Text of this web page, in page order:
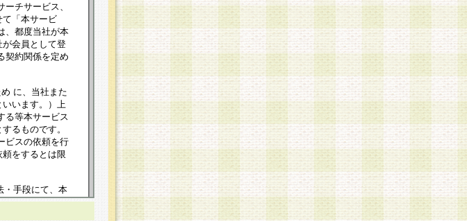
チサービス、
て「本サービ
、都度当社が本
会員として登
契約関係を定め
に、当社また
います。）上
る等本サービス
るものです。
ビスの依頼を行
をするとは限
・手段にて、本
後の本規約等
は、会員に対